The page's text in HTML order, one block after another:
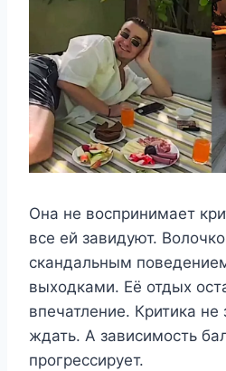
Она не воспринимает
все ей завидуют.
скандальным
выходками. Её отдых
впечатление. Критика не
ждать. А зависимость
прогрессирует.